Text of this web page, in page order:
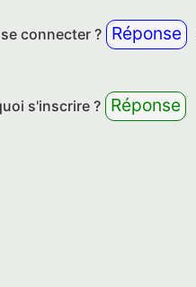
connecter ? Réponse
s'inscrire ? Réponse